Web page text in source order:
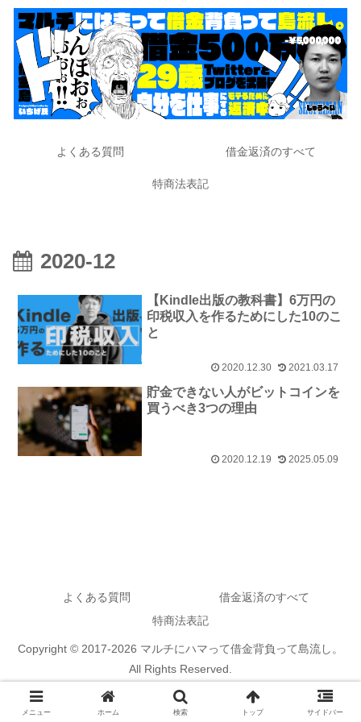
よくある質問 借金返済のすべて
特商法表記
2020-12
【Kindle出版の教科書】6万円の
印税収入を作るためにした10のこ
と
2020.12.30 2021.03.17
貯金できない人がビットコインを
買うべき3つの理由
2020.12.19 2025.05.09
よくある質問
借金返済のすべて
特商法表記
Copyright © 2017-2026 マルチにハマって借金背負って島流し。
All Rights Reserved.
メニュー ホーム 検索 トップ サイドバー